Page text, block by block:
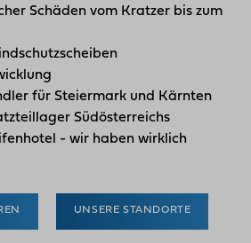
Schäden vom Kratzer bis zum
für Steiermark und Kärnten
Südösterreichs
- wir haben wirklich
UNSERE STANDORTE